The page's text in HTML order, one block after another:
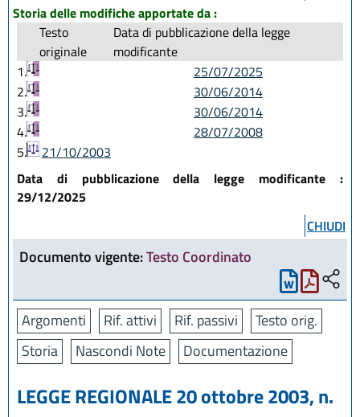
Storia delle modifiche apportate da :
Testo
originale
Data di pubblicazione della legge
modificante
1.
25/07/2025
2.
30/06/2014
3.
30/06/2014
4.
28/07/2008
5.
21/10/2003
Data di pubblicazione della legge modificante :
29/12/2025
CHIUDI
Documento vigente:Testo Coordinato
Argomenti Rif. attivi Rif. passivi
Testo orig.
Storia
Nascondi Note Documentazione
LEGGE REGIONALE 20 ottobre 2003, n.